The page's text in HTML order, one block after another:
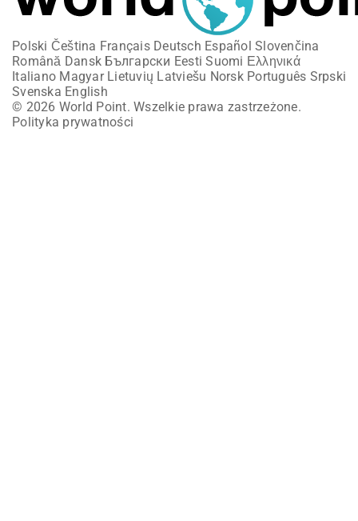
Polski Čeština Français Deutsch Español Slovenčina
Română Dansk Български Eesti Suomi Ελληνικά
Italiano Magyar Lietuvių Latviešu Norsk Português Srpski
Svenska English
© 2026 World Point. Wszelkie prawa zastrzeżone.
Polityka prywatności